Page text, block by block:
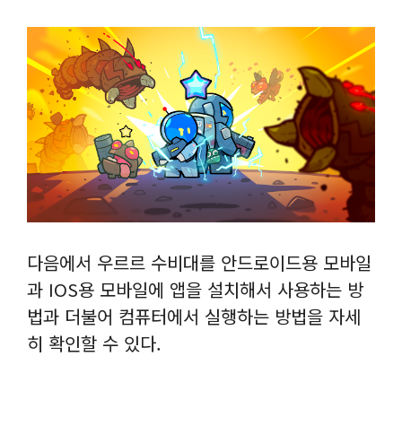
다음에서 우르르 수비대를 안드로이드용 모바일
과 IOS용 모바일에 앱을 설치해서 사용하는 방
법과 더불어 컴퓨터에서 실행하는 방법을 자세
히 확인할 수 있다.